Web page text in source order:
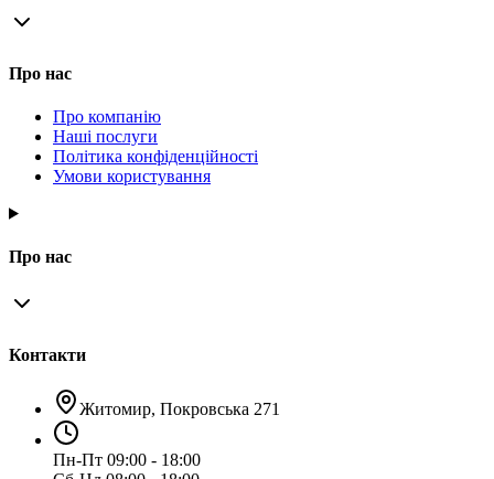
Про нас
Про компанію
Наші послуги
Політика конфіденційності
Умови користування
Про нас
Контакти
Житомир, Покровська 271
Пн-Пт 09:00 - 18:00